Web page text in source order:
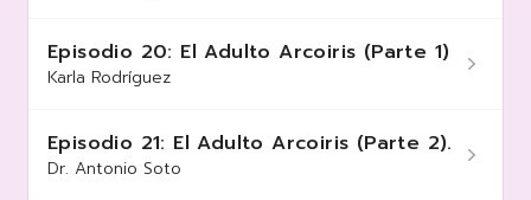
Episodio 20: El Adulto Arcoiris (Parte 1)
Karla Rodríguez
Episodio 21: El Adulto Arcoiris (Parte 2).
Dr. Antonio Soto